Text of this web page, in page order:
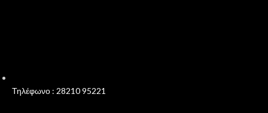
Τηλέφωνο : 28210 95221